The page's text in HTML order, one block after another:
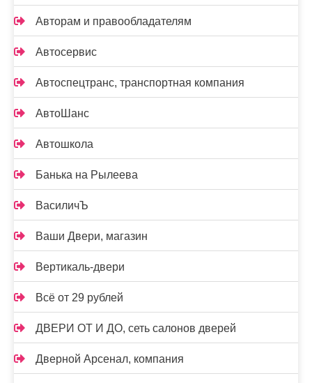
Авторам и правообладателям
Автосервис
Автоспецтранс, транспортная компания
АвтоШанс
Автошкола
Банька на Рылеева
ВасиличЪ
Ваши Двери, магазин
Вертикаль-двери
Всё от 29 рублей
ДВЕРИ ОТ И ДО, сеть салонов дверей
Дверной Арсенал, компания